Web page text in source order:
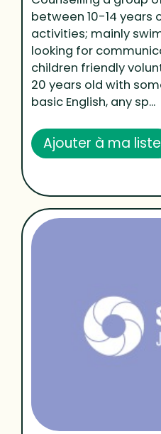
between 10-14 years
activities; mainly
looking for
children friendly
20 years old with
basic English, any sp...
Ajouter à ma liste